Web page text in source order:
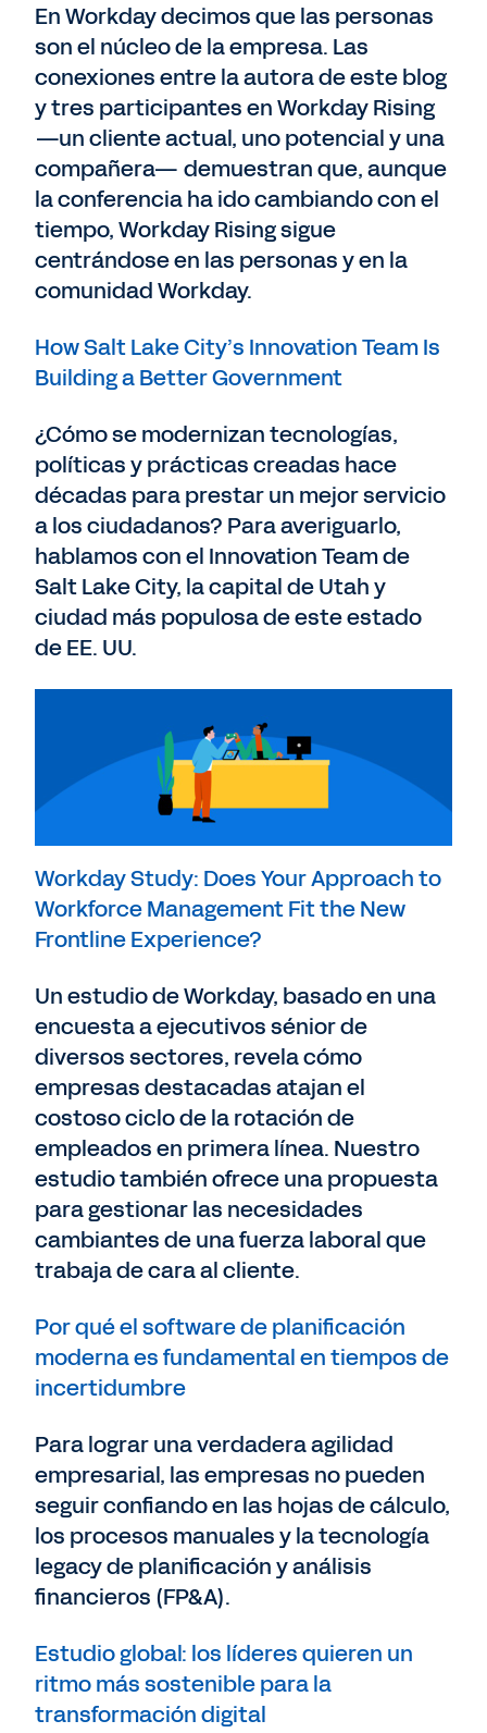
En Workday decimos que las personas
son el núcleo de la empresa. Las
conexiones entre la autora de este blog
y tres participantes en Workday Rising
—un cliente actual, uno potencial y una
compañera— demuestran que, aunque
la conferencia ha ido cambiando con el
tiempo, Workday Rising sigue
centrándose en las personas y en la
comunidad Workday.
How Salt Lake City’s Innovation Team Is
Building a Better Government
¿Cómo se modernizan tecnologías,
políticas y prácticas creadas hace
décadas para prestar un mejor servicio
a los ciudadanos? Para averiguarlo,
hablamos con el Innovation Team de
Salt Lake City, la capital de Utah y
ciudad más populosa de este estado
de EE. UU.
Workday Study: Does Your Approach to
Workforce Management Fit the New
Frontline Experience?
Un estudio de Workday, basado en una
encuesta a ejecutivos sénior de
diversos sectores, revela cómo
empresas destacadas atajan el
costoso ciclo de la rotación de
empleados en primera línea. Nuestro
estudio también ofrece una propuesta
para gestionar las necesidades
cambiantes de una fuerza laboral que
trabaja de cara al cliente.
Por qué el software de planificación
moderna es fundamental en tiempos de
incertidumbre
Para lograr una verdadera agilidad
empresarial, las empresas no pueden
seguir confiando en las hojas de cálculo,
los procesos manuales y la tecnología
legacy de planificación y análisis
financieros (FP&A).
Estudio global: los líderes quieren un
ritmo más sostenible para la
transformación digital